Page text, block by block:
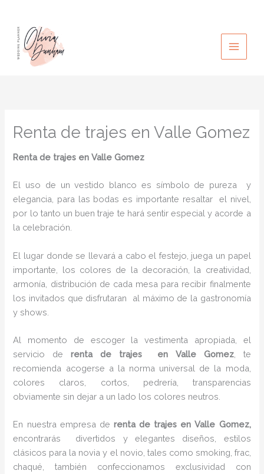
contenido
Renta de trajes en Valle Gomez
Renta de trajes en Valle Gomez
El uso de un vestido blanco es símbolo de pureza y
elegancia, para las bodas es importante resaltar el nivel,
por lo tanto un buen traje te hará sentir especial y acorde a
la celebración.
El lugar donde se llevará a cabo el festejo, juega un papel
importante, los colores de la decoración, la creatividad,
armonía, distribución de cada mesa para recibir finalmente
los invitados que disfrutaran al máximo de la gastronomía
y shows.
Al momento de escoger la vestimenta apropiada, el
servicio derenta de trajes en Valle Gomez, te
recomienda acogerse a la norma universal de la moda,
colores claros, cortos, pedrería, transparencias
obviamente sin dejar a un lado los colores neutros.
En nuestra empresa de renta de trajes en Valle Gomez,
encontrarás
divertidos y elegantes diseños, estilos
clásicos para la novia y el novio, tales como smoking, frac,
chaqué, también confeccionamos exclusividad con